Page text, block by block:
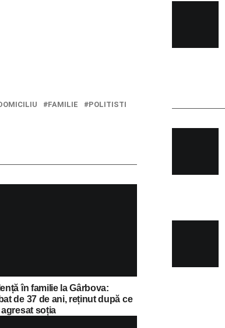
FAMILIE POLITISTI
în familie la Gârbova:
de 37 de ani, reținut după ce
agresat soția